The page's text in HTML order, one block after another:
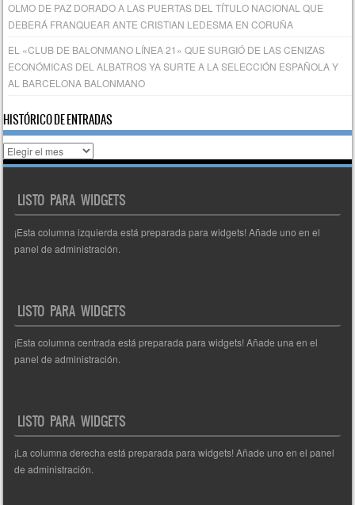
OLMO DE PAZ DORADO A LAS PUERTAS DEL TÍTULO NACIONAL QUE
DEBERÁ FRANQUEAR ANTE CRISTIAN LEDESMA EN CORUÑA
EL «CLUB DE BALONMANO LÍNEA 21» QUE SURGIÓ DE LAS CENIZAS
ECONÓMICAS DEL ALBATROS YA SURTE A LA SELECCIÓN ESPAÑOLA Y
AL BARCELONA BALONMANO
HISTÓRICO DE ENTRADAS
Histórico
de
LISTO PARA WIDGETS
¡Esta columna izquierda está preparada para widgets! Añade uno en el
panel de administración.
LISTO PARA WIDGETS
¡Esta columna centrada está preparada para widgets! Añade una en el
panel de administración.
LISTO PARA WIDGETS
¡La columna derecha está preparada para widgets! Añade uno en el panel
de administración.